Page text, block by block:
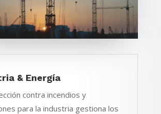
& Energía
contra incendios y
para la industria gestiona los